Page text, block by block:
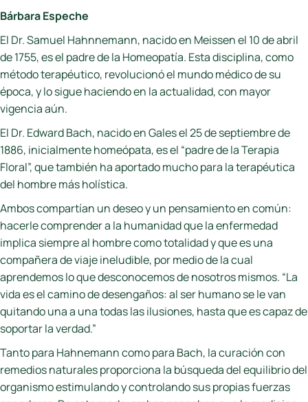
Bárbara Espeche
El Dr. Samuel Hahnnemann, nacido en Meissen el 10 de abril
de 1755, es el padre de la Homeopatía. Esta disciplina, como
método terapéutico, revolucionó el mundo médico de su
época, y lo sigue haciendo en la actualidad, con mayor
vigencia aún.
El Dr. Edward Bach, nacido en Gales el 25 de septiembre de
1886, inicialmente homeópata, es el “padre de la Terapia
Floral”, que también ha aportado mucho para la terapéutica
del hombre más holística.
Ambos compartían un deseo y un pensamiento en común:
hacerle comprender a la humanidad que la enfermedad
implica siempre al hombre como totalidad y que es una
compañera de viaje ineludible, por medio de la cual
aprendemos lo que desconocemos de nosotros mismos. “La
vida es el camino de desengaños: al ser humano se le van
quitando una a una todas las ilusiones, hasta que es capaz de
soportar la verdad.”
Tanto para Hahnemann como para Bach, la curación con
remedios naturales proporciona la búsqueda del equilibrio del
organismo estimulando y controlando sus propias fuerzas